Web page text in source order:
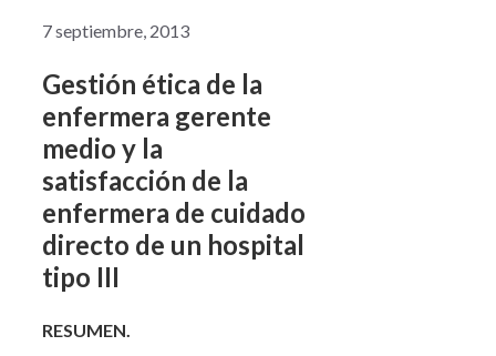
7 septiembre, 2013
Gestión ética de la
enfermera gerente
medio y la
satisfacción de la
enfermera de cuidado
directo de un hospital
tipo III
RESUMEN.